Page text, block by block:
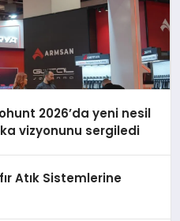
2026’da yeni nesil
vizyonunu sergiledi
Atık Sistemlerine